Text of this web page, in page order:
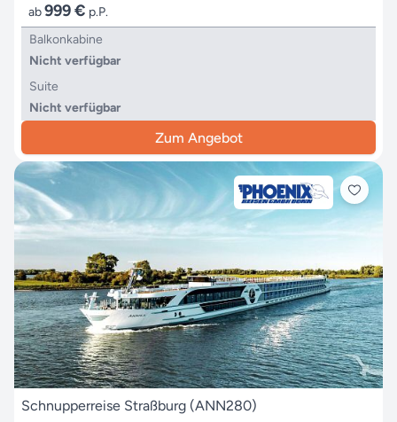
ab999 € p.P.
Balkonkabine
Nicht verfügbar
Suite
Nicht verfügbar
Zum Angebot
Schnupperreise Straßburg (ANN280)